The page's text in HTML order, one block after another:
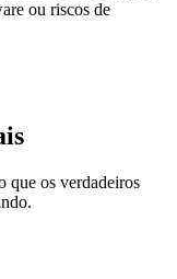
ou riscos de
que os verdadeiros